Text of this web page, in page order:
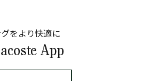
をより快適に
App